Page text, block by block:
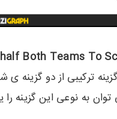
Both Teams To
ترکیبی از دو گزینه ی
به نوعی این گزینه